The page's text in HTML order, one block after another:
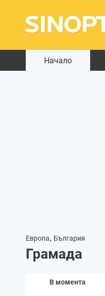
Начало
Европа, България
Грамада
В момента